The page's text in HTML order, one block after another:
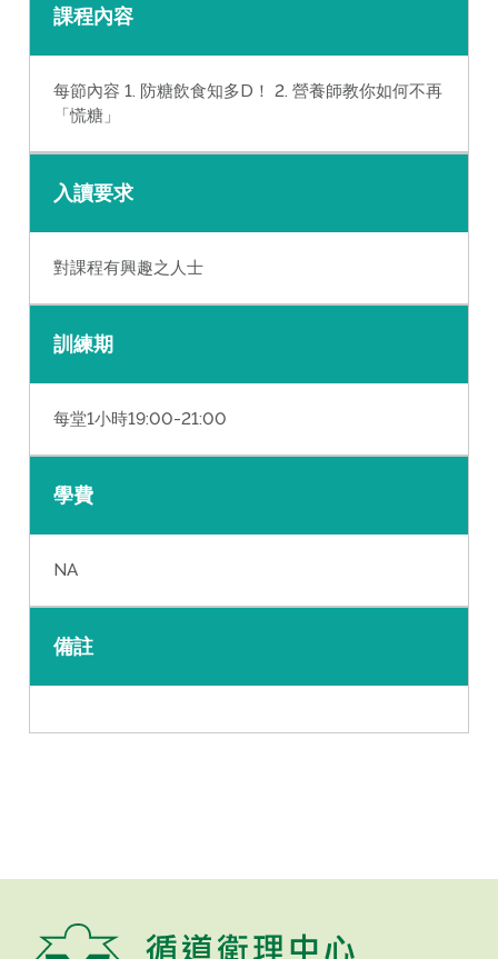
課程內容
每節內容 1. 防糖飲食知多D！ 2. 營養師教你如何不再
「慌糖」
入讀要求
對課程有興趣之人士
訓練期
每堂1小時19:00-21:00
學費
NA
備註